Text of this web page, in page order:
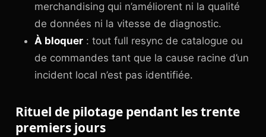
merchandising qui n’améliorent ni la qualité
de données ni la vitesse de diagnostic.
À bloquer : tout full resync de catalogue ou
de commandes tant que la cause racine d’un
incident local n’est pas identifiée.
Rituel de pilotage pendant les trente
premiers jours